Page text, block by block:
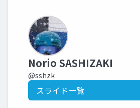
Norio SASHIZAKI
@sshzk
スライド一覧